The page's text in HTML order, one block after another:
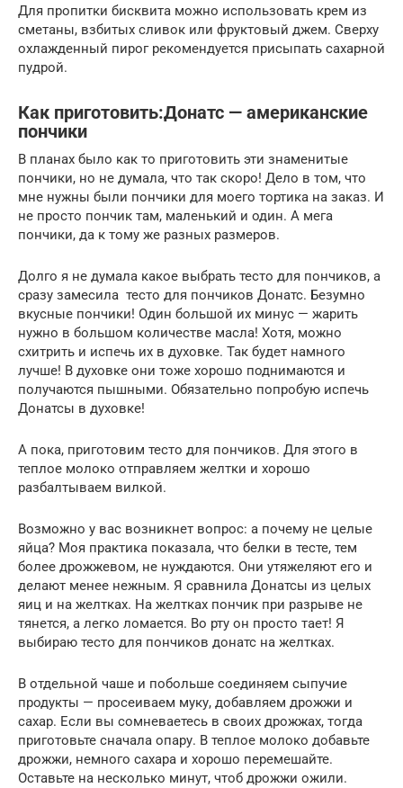
Для пропитки бисквита можно использовать крем из
сметаны, взбитых сливок или фруктовый джем. Сверху
охлажденный пирог рекомендуется присыпать сахарной
пудрой.
Как приготовить:Донатс — американские
пончики
В планах было как то приготовить эти знаменитые
пончики, но не думала, что так скоро! Дело в том, что
мне нужны были пончики для моего тортика на заказ. И
не просто пончик там, маленький и один. А мега
пончики, да к тому же разных размеров.
Долго я не думала какое выбрать тесто для пончиков, а
сразу замесила тесто для пончиков Донатс. Безумно
вкусные пончики! Один большой их минус — жарить
нужно в большом количестве масла! Хотя, можно
схитрить и испечь их в духовке. Так будет намного
лучше! В духовке они тоже хорошо поднимаются и
получаются пышными. Обязательно попробую испечь
Донатсы в духовке!
А пока, приготовим тесто для пончиков. Для этого в
теплое молоко отправляем желтки и хорошо
разбалтываем вилкой.
Возможно у вас возникнет вопрос: а почему не целые
яйца? Моя практика показала, что белки в тесте, тем
более дрожжевом, не нуждаются. Они утяжеляют его и
делают менее нежным. Я сравнила Донатсы из целых
яиц и на желтках. На желтках пончик при разрыве не
тянется, а легко ломается. Во рту он просто тает! Я
выбираю тесто для пончиков донатс на желтках.
В отдельной чаше и побольше соединяем сыпучие
продукты — просеиваем муку, добавляем дрожжи и
сахар. Если вы сомневаетесь в своих дрожжах, тогда
приготовьте сначала опару. В теплое молоко добавьте
дрожжи, немного сахара и хорошо перемешайте.
Оставьте на несколько минут, чтоб дрожжи ожили.